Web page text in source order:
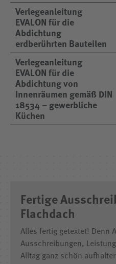
Verlegeanleitung
EVALON für die
Abdichtung
erdberührten Bauteilen
Verlegeanleitung
EVALON für die
Abdichtung von
Innenräumen gemäß DIN
18534 – gewerbliche
Küchen
Fertige
Flachdach
Alles fertig getextet! Denn
Ausschreibungen,
Alltag ganz schön